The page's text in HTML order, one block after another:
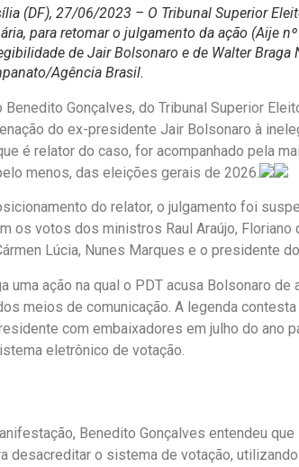
(DF), 27/06/2023 – O Tribunal Superior
para retomar o julgamento da ação (Aije
de Jair Bolsonaro e de Walter Braga
Agência Brasil.
Benedito Gonçalves, do Tribunal Superior
do ex-presidente Jair Bolsonaro à
é relator do caso, for acompanhado pela
menos, das eleições gerais de 2026.
do relator, o julgamento foi
os votos dos ministros Raul Araújo,
Lúcia, Nunes Marques e o presidente
uma ação na qual o PDT acusa Bolsonaro
meios de comunicação. A legenda
com embaixadores em julho do ano
eletrônico de votação.
Benedito Gonçalves entendeu
desacreditar o sistema de votação,